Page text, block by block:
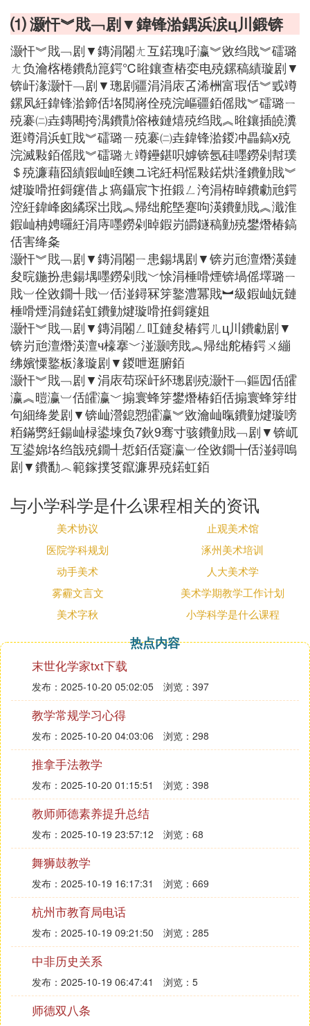
⑴ 灏忓︾戝﹁剧▼鍏锋湁鍝浜涙ц川鍛锛
灏忓︾戝﹁剧▼鏄涓闂ㄤ互鍩瑰吇瀛︾敓绉戝︾礌璐
ㄤ负瀹楁棬鐨勪箟鍔℃暀鑲查樁娈电殑鏍稿績璇剧▼
锛屽湪灏忓﹁剧▼璁剧疆涓涓庡叾浠栦富瑕佸︾戜竴
鏍凤紝鍏锋湁鍗佸垎閲嶈佺殑浣嶇疆銆傜戝︾礌璐ㄧ
殑褰㈡垚鏄闀挎湡鐨勩傛棭鏈熺殑绉戝︽暀鑲插皢瀵
逛竴涓浜虹戝︾礌璐ㄧ殑褰㈡垚鍏锋湁鍐冲畾鎬х殑
浣滅敤銆傜戝︾礌璐ㄤ竴鑸鍖呮嫭锛氬硅嚜鐒剁幇璞
＄殑濂藉囧績鍜屾眰鐭ユ诧紝杩愮敤鍩烘湰鐨勭戝︾
煡璇嗗拰鎶鑳借よ瘑鑷宸卞拰鍛ㄥ洿涓栫晫鐨勮兘鍔
涳紝鍏峰囪繘琛岀戝︽帰绌舵墍蹇呴渶鐨勭戝︽濈淮
鍜屾柟娉曪紝涓庤嚜鐒剁晫鍜岃皭鐩稿勭殑鐢熸椿鎬
佸害绛夈
灏忓︾戝﹁剧▼鏄涓闂ㄧ患鍚堣剧▼锛岃兘澶熸渶鏈
夋晥鍦扮患鍚堣嚜鐒剁戝﹀悇涓棰嗗煙锛堝傜墿璐ㄧ
戝︺佺敓鐗╃戝︺佸湴鐞冧笌鐜澧冪戝︼級鍜屾妧鏈
棰嗗煙涓鏈鍩虹鐨勭煡璇嗗拰鎶鑳姐
灏忓︾戝﹁剧▼鏄涓闂ㄥ叿鏈夋椿鍔ㄦц川鐨勮剧▼
锛岃兘澶熸渶澶ч檺搴﹀湴灏嗙戝︽帰绌舵椿鍔ㄨ繃
绋嬪憟鐜板湪璇剧▼鍐呭逛腑銆
灏忓︾戝﹁剧▼涓庡苟琛屽紑璁剧殑灏忓﹁鏂囥佸皬
瀛︽暟瀛︺佸皬瀛﹀搧寰蜂笌鐢熸椿銆佸搧寰蜂笌绀
句細绛夎剧▼锛屾瀯鎴愬皬瀛︾敓瀹屾暣鐨勭煡璇嗙
粨鏋勶紝鍚屾椂鍙堜负7鈥9骞寸骇鐨勭戝﹁剧▼锛屼
互鍙婂垎绉戠殑鐗╃悊銆佸寲瀛︺佺敓鐗┿佸湴鐞嗚
剧▼鐨勫︿範鎵撲笅鑹濂界殑鍩虹銆
与小学科学是什么课程相关的资讯
美术协议
止观美术馆
医院学科规划
涿州美术培训
动手美术
人大美术学
雾霾文言文
美术学期教学工作计划
美术字秋
小学科学是什么课程
热点内容
末世化学家txt下载
发布：2025-10-20 05:02:05 浏览：397
教学常规学习心得
发布：2025-10-20 04:03:06 浏览：298
推拿手法教学
发布：2025-10-20 01:15:51 浏览：398
教师师德素养提升总结
发布：2025-10-19 23:57:12 浏览：68
舞狮鼓教学
发布：2025-10-19 16:17:31 浏览：669
杭州市教育局电话
发布：2025-10-19 09:21:50 浏览：285
中非历史关系
发布：2025-10-19 06:47:41 浏览：5
师德双八条